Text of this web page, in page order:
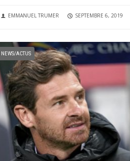
EMMANUEL TRUMER SEPTEMBRE 6, 2019
NEWS/ACTUS